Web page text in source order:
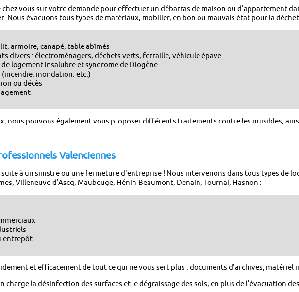
chez vous sur votre demande pour effectuer un débarras de maison ou d'appartement
Nous évacuons tous types de matériaux, mobilier, en bon ou mauvais état pour la
lit, armoire, canapé, table abîmés
divers : électroménagers, déchets verts, ferraille, véhicule épave
de logement insalubre et syndrome de Diogène
(incendie, inondation, etc.)
ou décès
nous pouvons également vous proposer différents traitements contre les nuisibles,
Valenciennes
suite à un sinistre ou une fermeture d'entreprise ! Nous intervenons dans tous types de
Villeneuve-d'Ascq, Maubeuge, Hénin-Beaumont, Denain, Tournai, Hasnon :
entrepôt
et efficacement de tout ce qui ne vous sert plus : documents d'archives,
charge la désinfection des surfaces et le dégraissage des sols, en plus de l'évacuation